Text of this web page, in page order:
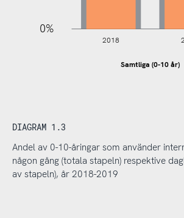
0%
Samtliga (0-10 år)
2018
DIAGRAM 1.3
Andel av 0-10-åringar som använder
någon gång (totala stapeln) respektive
av stapeln), år 2018-2019